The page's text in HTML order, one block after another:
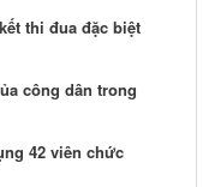
thi đua đặc biệt
công dân trong
42 viên chức